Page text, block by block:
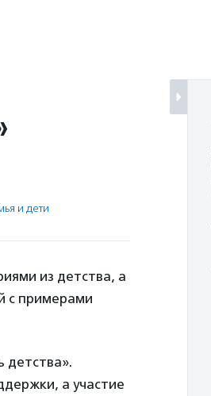
и дети
из детства, а
с примерами
детства».
а участие